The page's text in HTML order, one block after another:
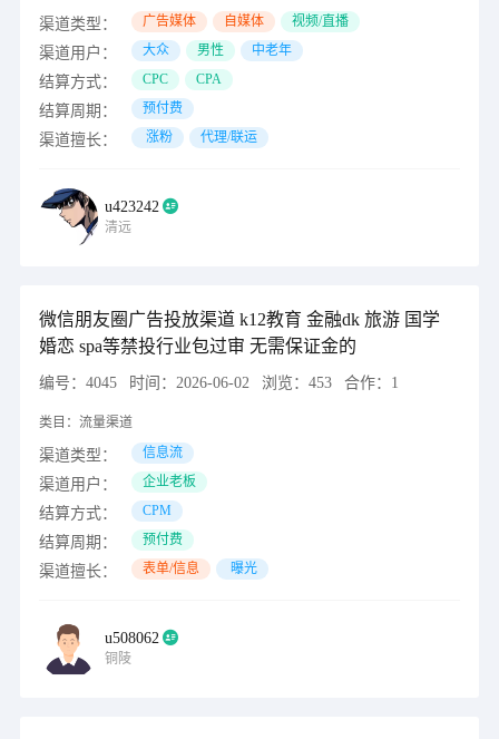
渠道类型： 广告媒体 自媒体 视频/直播
渠道用户： 大众 男性 中老年
结算方式： CPC CPA
结算周期： 预付费
渠道擅长： 涨粉 代理/联运
u423242
清远
微信朋友圈广告投放渠道 k12教育 金融dk 旅游 国学
婚恋 spa等禁投行业包过审 无需保证金的
编号： 4045 时间： 2026-06-02 浏览： 453 合作： 1
类目： 流量渠道
渠道类型： 信息流
渠道用户： 企业老板
结算方式： CPM
结算周期： 预付费
渠道擅长： 表单/信息 曝光
u508062
铜陵